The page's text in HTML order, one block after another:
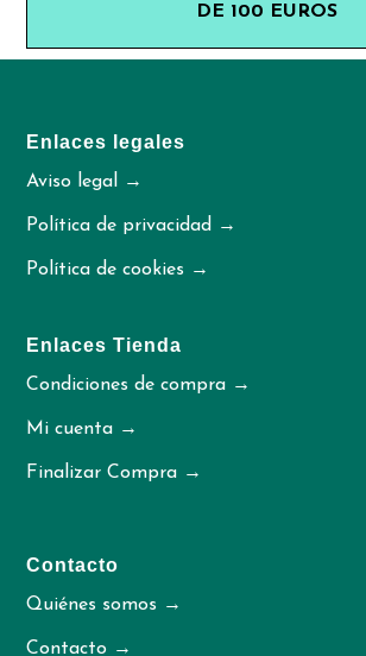
DE 100 EUROS
Enlaces legales
Aviso legal →
Política de privacidad →
Política de cookies →
Enlaces Tienda
Condiciones de compra →
Mi cuenta →
Finalizar Compra →
Contacto
Quiénes somos →
Contacto →